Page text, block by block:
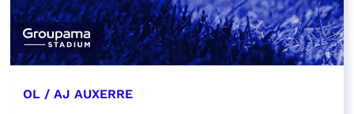
OL / AJ AUXERRE